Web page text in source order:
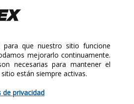
All rights reserved. Today is Domingo,
para que nuestro sitio funcione
mejorarlo continuamente.
necesarias para mantener el
están siempre activas.
de privacidad